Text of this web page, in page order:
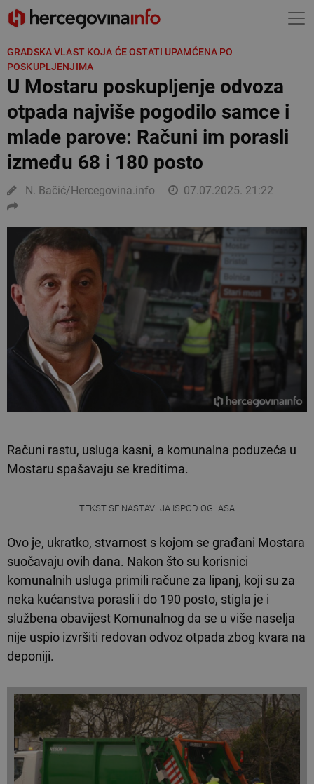
GRADSKA VLAST KOJA ĆE OSTATI UPAMĆENA PO
POSKUPLJENJIMA
U Mostaru poskupljenje odvoza
otpada najviše pogodilo samce i
mlade parove: Računi im porasli
između 68 i 180 posto
N. Bačić/Hercegovina.info 07.07.2025. 21:22
Računi rastu, usluga kasni, a komunalna poduzeća u
Mostaru spašavaju se kreditima.
TEKST SE NASTAVLJA ISPOD OGLASA
Ovo je, ukratko, stvarnost s kojom se građani Mostara
suočavaju ovih dana. Nakon što su korisnici
komunalnih usluga primili račune za lipanj, koji su za
neka kućanstva porasli i do 190 posto, stigla je i
službena obavijest Komunalnog da se u više naselja
nije uspio izvršiti redovan odvoz otpada zbog kvara na
deponiji.